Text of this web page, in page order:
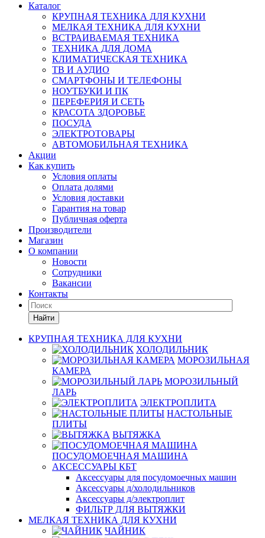
Каталог
КРУПНАЯ ТЕХНИКА ДЛЯ КУХНИ
МЕЛКАЯ ТЕХНИКА ДЛЯ КУХНИ
ВСТРАИВАЕМАЯ ТЕХНИКА
ТЕХНИКА ДЛЯ ДОМА
КЛИМАТИЧЕСКАЯ ТЕХНИКА
ТВ И AУДИО
СМАРТФОНЫ И ТЕЛЕФОНЫ
НОУТБУКИ И ПК
ПЕРЕФЕРИЯ И СЕТЬ
КРАСОТА ЗДОРОВЬЕ
ПОСУДА
ЭЛЕКТРОТОВАРЫ
АВТОМОБИЛЬНАЯ ТЕХНИКА
Акции
Как купить
Условия оплаты
Оплата долями
Условия доставки
Гарантия на товар
Публичная оферта
Производители
Магазин
О компании
Новости
Сотрудники
Вакансии
Контакты
Найти
КРУПНАЯ ТЕХНИКА ДЛЯ КУХНИ
ХОЛОДИЛЬНИК
МОРОЗИЛЬНАЯ
КАМЕРА
МОРОЗИЛЬНЫЙ
ЛАРЬ
ЭЛЕКТРОПЛИТА
НАСТОЛЬНЫЕ
ПЛИТЫ
ВЫТЯЖКА
ПОСУДОМОЕЧНАЯ МАШИНА
АКСЕССУАРЫ КБТ
Аксессуары для посудомоечных машин
Аксессуары д/холодильников
Аксессуары д/электроплит
ФИЛЬТР ДЛЯ ВЫТЯЖКИ
МЕЛКАЯ ТЕХНИКА ДЛЯ КУХНИ
ЧАЙНИК